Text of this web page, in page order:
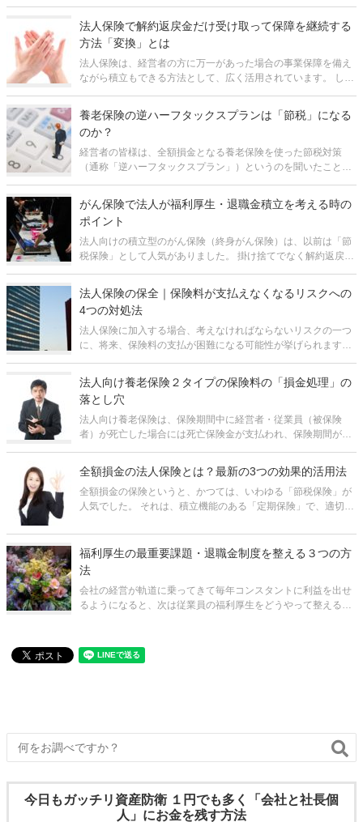
がある場合、将来「解約返戻金」、「満期保険金」、「死亡保
険金」という形で
法人保険で解約返戻金だけ受け取って保障を継続する
方法「変換」とは
法人保険は、経営者の方に万一があった場合の事業保障を備え
ながら積立もできる方法として、広く活用されています。 しか
るのは困る」とい
養老保険の逆ハーフタックスプランは「節税」になる
のか？
経営者の皆様は、全額損金となる養老保険を使った節税対策
（通称「逆ハーフタックスプラン」）というのを聞いたことが
職金に活用できると言われる
がん保険で法人が福利厚生・退職金積立を考える時の
ポイント
法人向けの積立型のがん保険（終身がん保険）は、以前は「節
税保険」として人気がありました。 掛け捨てでなく解約返戻金
した。 しかし
法人保険の保全｜保険料が支払えなくなるリスクへの
4つの対処法
法人保険に加入する場合、考えなければならないリスクの一つ
に、将来、保険料の支払が困難になる可能性が挙げられます。
たとえば、コロナ
法人向け養老保険２タイプの保険料の「損金処理」の
落とし穴
法人向け養老保険は、保険期間中に経営者・従業員（被保険
者）が死亡した場合には死亡保険金が支払われ、保険期間が満
被保険者の遺族の生活保障や被保険者
全額損金の法人保険とは？最新の3つの効果的活用法
全額損金の保険というと、かつては、いわゆる「節税保険」が
人気でした。 それは、積立機能のある「定期保険」で、適切な
るというものでした。 しかし、2019年10月に国税庁の通達が
変更され
福利厚生の最重要課題・退職金制度を整える３つの方
法
会社の経営が軌道に乗ってきて毎年コンスタントに利益を出せ
るようになると、次は従業員の福利厚生をどうやって整えるか
心配をすることなく安心して働いて
今日もガッチリ資産防衛 １円でも多く「会社と社長個
人」にお金を残す方法